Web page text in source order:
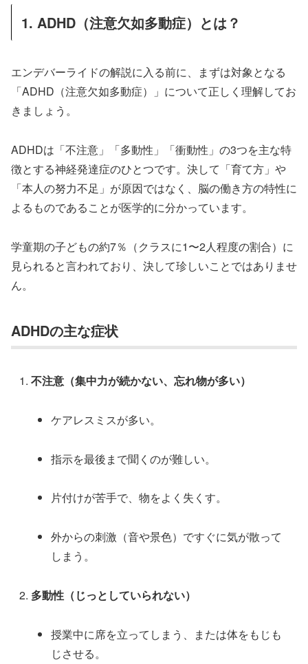
1. ADHD（注意欠如多動症）とは？
エンデバーライドの解説に入る前に、まずは対象となる
「ADHD（注意欠如多動症）」について正しく理解してお
きましょう。
ADHDは「不注意」「多動性」「衝動性」の3つを主な特
徴とする神経発達症のひとつです。決して「育て方」や
「本人の努力不足」が原因ではなく、脳の働き方の特性に
よるものであることが医学的に分かっています。
学童期の子どもの約7％（クラスに1〜2人程度の割合）に
見られると言われており、決して珍しいことではありませ
ん。
ADHDの主な症状
不注意（集中力が続かない、忘れ物が多い）
ケアレスミスが多い。
指示を最後まで聞くのが難しい。
片付けが苦手で、物をよく失くす。
外からの刺激（音や景色）ですぐに気が散って
しまう。
多動性（じっとしていられない）
授業中に席を立ってしまう、または体をもじも
じさせる。